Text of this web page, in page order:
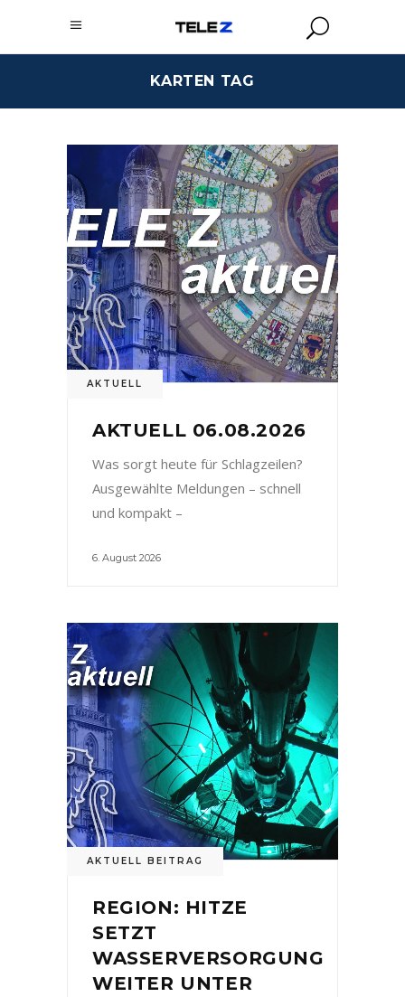
KARTEN TAG
AKTUELL
AKTUELL 06.08.2026
Was sorgt heute für Schlagzeilen?
Ausgewählte Meldungen – schnell
und kompakt –
6. August 2026
AKTUELL BEITRAG
REGION: HITZE
SETZT
WASSERVERSORGUNG
WEITER UNTER